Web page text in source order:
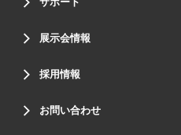
展示会情報
採用情報
お問い合わせ